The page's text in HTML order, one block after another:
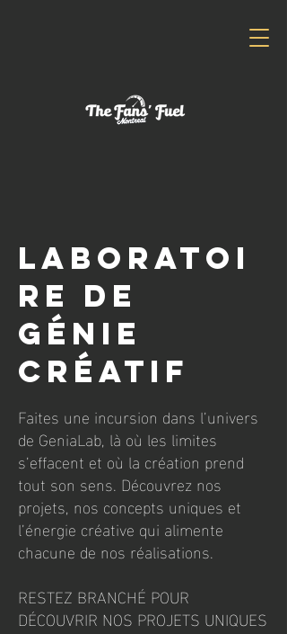
Laboratoi
re de
Génie
Créatif
Faites une incursion dans l’univers
de GeniaLab, là où les limites
s’effacent et où la création prend
tout son sens. Découvrez nos
projets, nos concepts uniques et
l’énergie créative qui alimente
chacune de nos réalisations.
RESTEZ BRANCHÉ POUR
DÉCOUVRIR NOS PROJETS UNIQUES